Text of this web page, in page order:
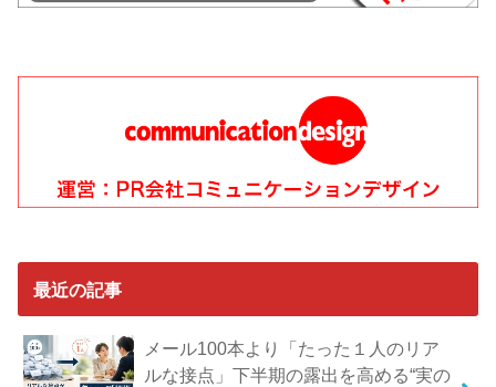
最近の記事
メール100本より「たった１人のリア
ルな接点」下半期の露出を高める“実の